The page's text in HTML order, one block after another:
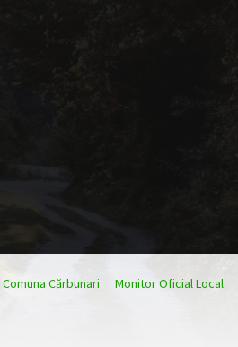
Comuna Cărbunari Monitor Oficial Local